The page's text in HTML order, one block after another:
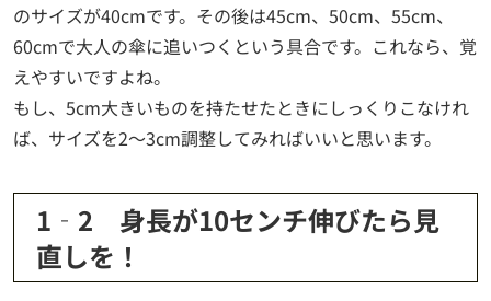
のサイズが40cmです。その後は45cm、50cm、55cm、
60cmで大人の傘に追いつくという具合です。これなら、覚
えやすいですよね。
もし、5cm大きいものを持たせたときにしっくりこなけれ
ば、サイズを2～3cm調整してみればいいと思います。
1‐2 身長が10センチ伸びたら見
直しを！